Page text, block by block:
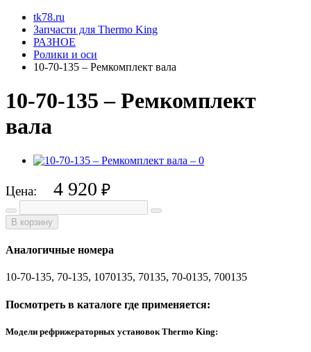
tk78.ru
Запчасти для Thermo King
РАЗНОЕ
Ролики и оси
10-70-135 – Ремкомплект вала
10-70-135 – Ремкомплект
вала
Цена: 4 920 ₽
В корзину
Аналогичные номера
10-70-135, 70-135, 1070135, 70135, 70-0135, 700135
Посмотреть в каталоге где применяется:
Модели рефрижераторных установок Thermo King: